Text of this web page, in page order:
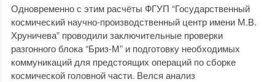
Одновременно с этим расчёты ФГУП “Государственный
космический научно-производственный центр имени М.В.
Хруничева” проводили заключительные проверки
разгонного блока “Бриз-М” и подготовку необходимых
коммуникаций для предстоящих операций по сборке
космической головной части. Велся анализ